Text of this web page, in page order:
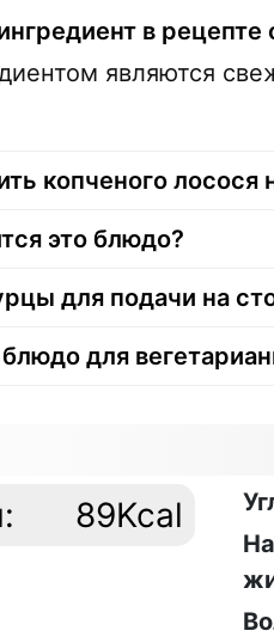
в
являются
копченого лосося
это блюдо?
для подачи на
для
89Kcal